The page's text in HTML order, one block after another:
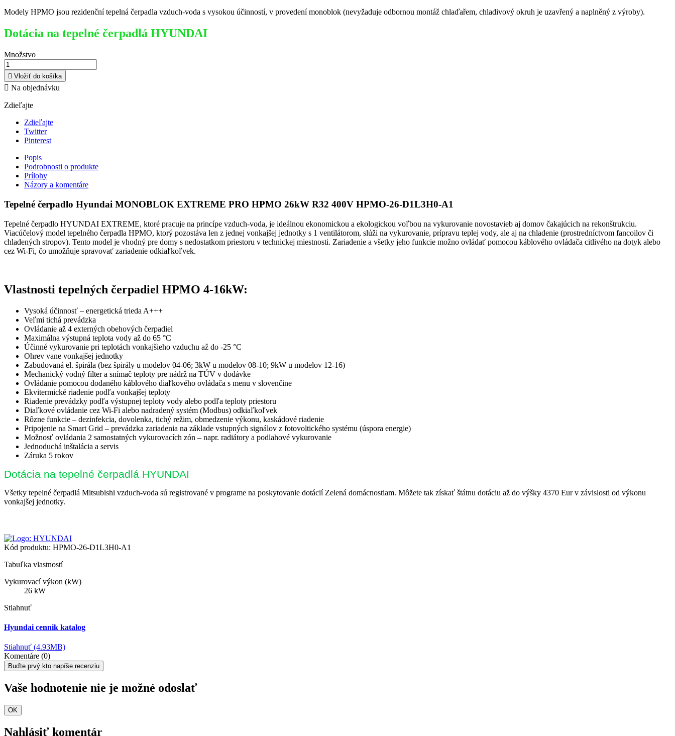
Modely HPMO jsou rezidenční tepelná čerpadla vzduch-voda s vysokou účinností, v provedení monoblok (nevyžaduje odbornou montáž chlaďařem, chladivový okruh je uzavřený a naplněný z výroby).
Dotácia na tepelné čerpadlá HYUNDAI
Množstvo
 Vložiť do košíka
 Na objednávku
Zdieľajte
Zdieľajte
Twitter
Pinterest
Popis
Podrobnosti o produkte
Prílohy
Názory a komentáre
Tepelné čerpadlo Hyundai MONOBLOK EXTREME PRO HPMO 26kW R32 400V HPMO-26-D1L3H0-A1
Tepelné čerpadlo HYUNDAI EXTREME, ktoré pracuje na princípe vzduch-voda, je ideálnou ekonomickou a ekologickou voľbou na vykurovanie novostavieb aj domov čakajúcich na rekonštrukciu.
Viacúčelový model tepelného čerpadla HPMO, ktorý pozostáva len z jednej vonkajšej jednotky s 1 ventilátorom, slúži na vykurovanie, prípravu teplej vody, ale aj na chladenie (prostredníctvom fancoilov či
chladených stropov). Tento model je vhodný pre domy s nedostatkom priestoru v technickej miestnosti. Zariadenie a všetky jeho funkcie možno ovládať pomocou káblového ovládača citlivého na dotyk alebo
cez Wi-Fi, čo umožňuje spravovať zariadenie odkiaľkoľvek.
Vlastnosti tepelných čerpadiel HPMO 4-16kW:
Vysoká účinnosť – energetická trieda A+++
Veľmi tichá prevádzka
Ovládanie až 4 externých obehových čerpadiel
Maximálna výstupná teplota vody až do 65 °C
Účinné vykurovanie pri teplotách vonkajšieho vzduchu až do -25 °C
Ohrev vane vonkajšej jednotky
Zabudovaná el. špirála (bez špirály u modelov 04-06; 3kW u modelov 08-10; 9kW u modelov 12-16)
Mechanický vodný filter a snímač teploty pre nádrž na TÚV v dodávke
Ovládanie pomocou dodaného káblového diaľkového ovládača s menu v slovenčine
Ekvitermické riadenie podľa vonkajšej teploty
Riadenie prevádzky podľa výstupnej teploty vody alebo podľa teploty priestoru
Diaľkové ovládanie cez Wi-Fi alebo nadradený systém (Modbus) odkiaľkoľvek
Rôzne funkcie – dezinfekcia, dovolenka, tichý režim, obmedzenie výkonu, kaskádové riadenie
Pripojenie na Smart Grid – prevádzka zariadenia na základe vstupných signálov z fotovoltického systému (úspora energie)
Možnosť ovládania 2 samostatných vykurovacích zón – napr. radiátory a podlahové vykurovanie
Jednoduchá inštalácia a servis
Záruka 5 rokov
Dotácia na tepelné čerpadlá HYUNDAI
Všetky tepelné čerpadlá Mitsubishi vzduch-voda sú registrované v programe na poskytovanie dotácií Zelená domácnostiam. Môžete tak získať štátnu dotáciu až do výšky 4370 Eur v závislosti od výkonu
vonkajšej jednotky.
Kód produktu: HPMO-26-D1L3H0-A1
Tabuľka vlastností
Vykurovací výkon (kW)
26 kW
Stiahnuť
Hyundai cennik katalog
Stiahnuť (4.93MB)
Komentáre (0)
Buďte prvý kto napíše recenziu
Vaše hodnotenie nie je možné odoslať
OK
Nahlásiť komentár